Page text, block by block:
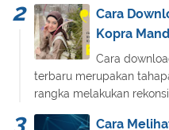
Cara
Kopra
Cara
terbaru merupakan
rangka melakukan
Cara